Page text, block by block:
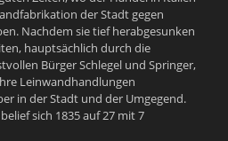
der Stadt gegen
Nachdem sie tief herabgesunken
hauptsächlich durch die
Bürger Schlegel und Springer,
Leinwandhandlungen
in der Stadt und der Umgegend.
sich 1835 auf 27 mit 7